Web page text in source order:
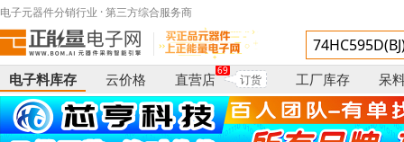
电子元器件分销行业 · 第三方综合服务商
电子料库存 云价格 直营店
69
订货 工厂库存 呆